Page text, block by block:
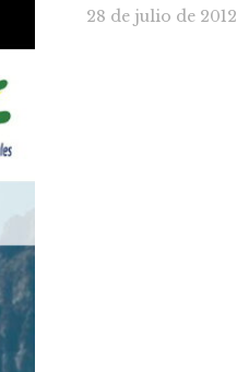
28 de julio de 2012